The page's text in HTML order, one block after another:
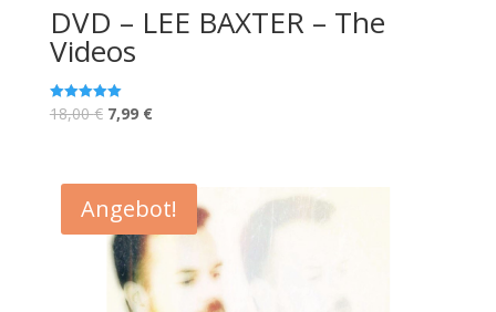
DVD – LEE BAXTER – The
Videos
Bewertet mit
5.00
18,00€ 7,99 €
Angebot!